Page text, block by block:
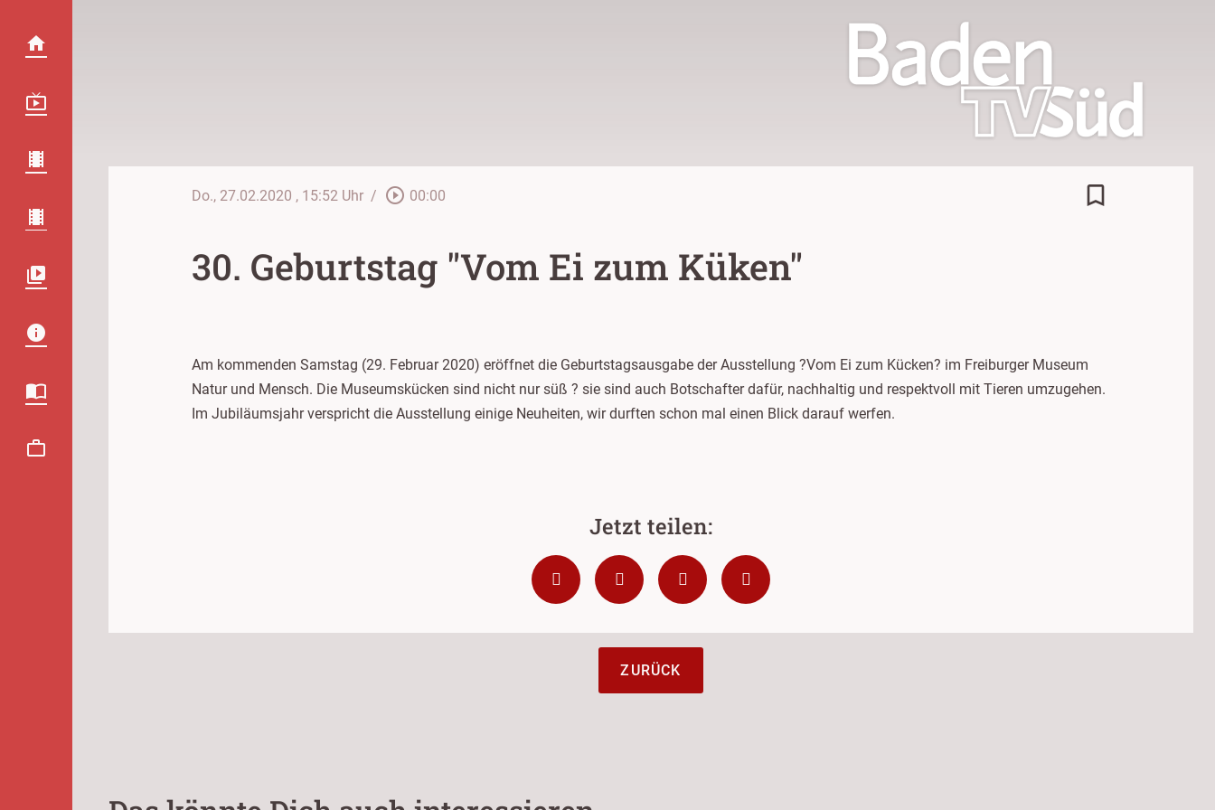
Do., 27.02.2020 , 15:52 Uhr / play_circle_outline 00:00 bookmark_border
30. Geburtstag "Vom Ei zum Küken"
Am kommenden Samstag (29. Februar 2020) eröffnet die Geburtstagsausgabe der Ausstellung ?Vom Ei zum Kücken? im Freiburger Museum
Natur und Mensch. Die Museumskücken sind nicht nur süß ? sie sind auch Botschafter dafür, nachhaltig und respektvoll mit Tieren umzugehen.
Im Jubiläumsjahr verspricht die Ausstellung einige Neuheiten, wir durften schon mal einen Blick darauf werfen.
ZURÜCK